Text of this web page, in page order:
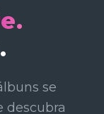
se
descubra